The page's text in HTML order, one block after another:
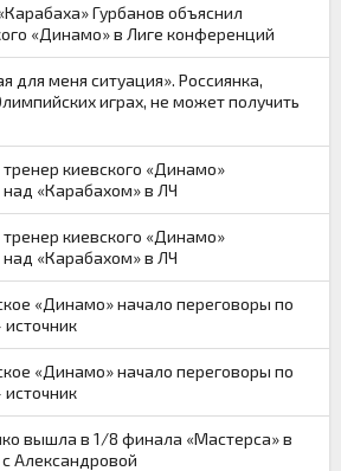
Гурбанов объяснил
«Динамо» в Лиге конференций
для меня ситуация». Россиянка,
играх, не может получить
тренер киевского «Динамо»
«Карабахом» в ЛЧ
тренер киевского «Динамо»
«Карабахом» в ЛЧ
«Динамо» начало переговоры по
«Динамо» начало переговоры по
вышла в 1/8 финала «Мастерса» в
Александровой